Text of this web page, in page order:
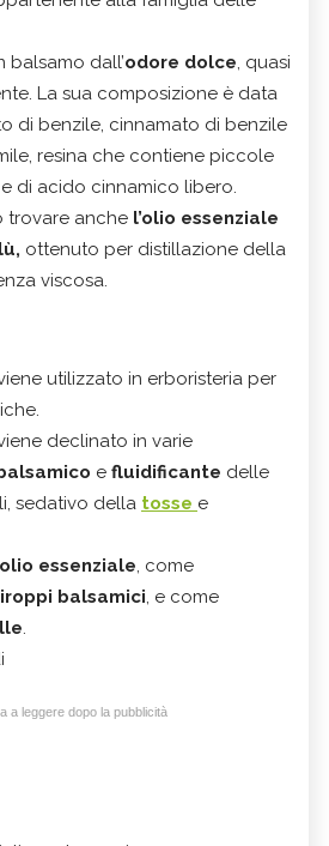
balsamo dall’odore dolce, quasi
La sua composizione è data
di benzile, cinnamato di benzile
resina che contiene piccole
di acido cinnamico libero.
trovare anche l’olio essenziale
ottenuto per distillazione della
viscosa.
utilizzato in erboristeria per
declinato in varie
e fluidificante delle
sedativo della tosse e
olio essenziale, come
balsamici, e come
.
a leggere dopo la pubblicità